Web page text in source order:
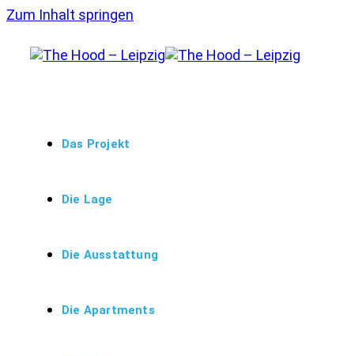
Zum Inhalt springen
Das Projekt
Die Lage
Die Ausstattung
Die Apartments